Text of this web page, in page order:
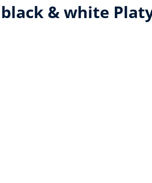
& white